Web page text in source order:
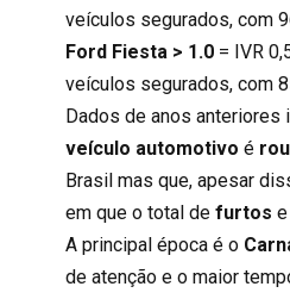
veículos segurados, com
Ford Fiesta > 1.0 = IVR
veículos segurados, com
Dados de anos anteriores
veículo automotivo é
Brasil mas que, apesar
em que o total de furtos
A principal época é o
de atenção e o maior